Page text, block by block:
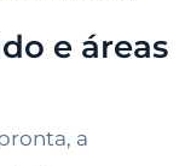
e áreas
a